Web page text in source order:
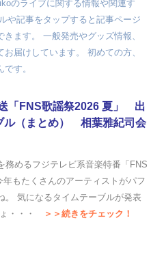
のライブに関する情報や関連す
や記事をタップすると記事ページ
ます。 一般発売やグッズ情報、
届けしています。 初めての方、
す。
「FNS歌謡祭2026 夏」 出
ル（まとめ） 相葉雅紀司会
務めるフジテレビ系音楽特番「FNS
もたくさんのアーティストがパフ
。 気になるタイムテーブルが発表
・・・
＞＞続きをチェック！